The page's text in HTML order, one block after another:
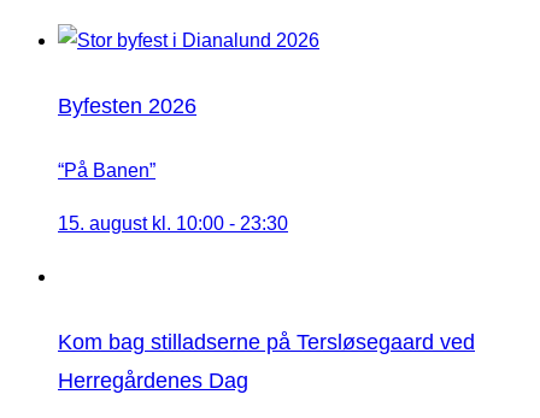
Byfesten 2026
“På Banen”
15. august kl. 10:00 - 23:30
Kom bag stilladserne på Tersløsegaard ved
Herregårdenes Dag